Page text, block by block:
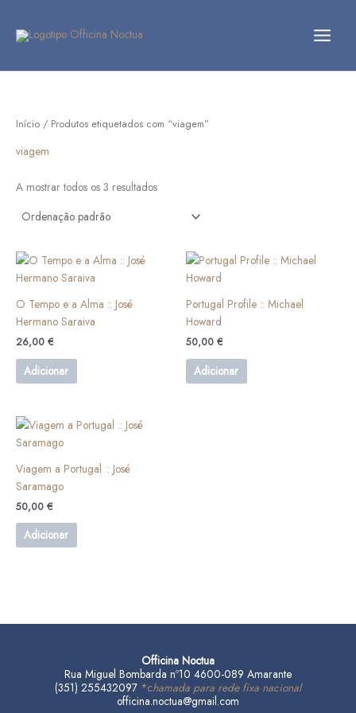
content
Início / Produtos etiquetados com “viagem”
viagem
A mostrar todos os 3 resultados
O Tempo e a Alma :: José
Hermano Saraiva
26,00 €
Adicionar
Portugal Profile :: Michael
Howard
50,00 €
Adicionar
Viagem a Portugal :: José
Saramago
50,00 €
Adicionar
Officina Noctua
Rua Miguel Bombarda nº10 4600-089 Amarante
(351) 255432097 *chamada para rede fixa nacional
officina.noctua@gmail.com